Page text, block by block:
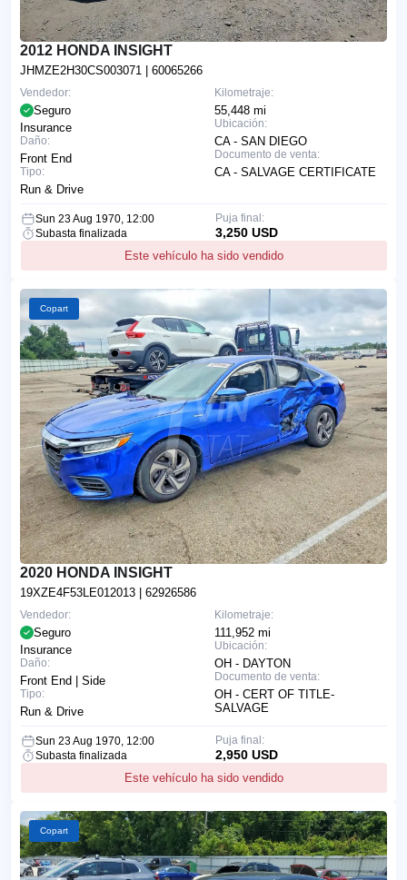
2012 HONDA INSIGHT
JHMZE2H30CS003071 | 60065266
Kilometraje:
55,448 mi
Ubicación:
CA - SAN DIEGO
Documento de venta:
CA - SALVAGE CERTIFICATE
Vendedor:
Seguro
Insurance
Daño:
Front End
Tipo:
Run & Drive
Sun 23 Aug 1970, 12:00
Subasta finalizada
Este vehículo ha sido vendido
Puja final:
3,250 USD
Copart
2020 HONDA INSIGHT
19XZE4F53LE012013 | 62926586
Kilometraje:
111,952 mi
Ubicación:
OH - DAYTON
Documento de venta:
OH - CERT OF TITLE-
SALVAGE
Vendedor:
Seguro
Insurance
Daño:
Front End | Side
Tipo:
Run & Drive
Sun 23 Aug 1970, 12:00
Subasta finalizada
Este vehículo ha sido vendido
Puja final:
2,950 USD
Copart